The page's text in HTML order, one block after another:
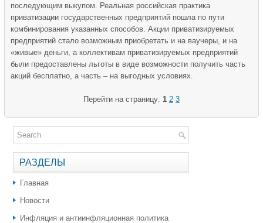
последующим выкупом. Реальная российская практика
приватизации государственных предприятий пошла по пути
комбинирования указанных способов. Акции приватизируемых
предприятий стало возможным приобретать и на ваучеры, и на
«живые» деньги, а коллективам приватизируемых предприятий
были предоставлены льготы в виде возможности получить часть
акций бесплатно, а часть – на выгодных условиях.
Перейти на страницу: 1 2 3
РАЗДЕЛЫ
Главная
Новости
Инфляция и антиинфляционная политика